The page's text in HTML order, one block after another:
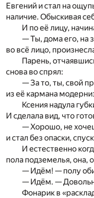
Евгений и стал на
наличие. Обыскивая
И по её лицу,
— Ты, дома его, на
во всё лицо,
Парень,
снова во спрял:
— За то, ты, свой
из её кармана
Ксения надула
И сделала вид, что
— Хорошо, не
и стал без опаски,
И естественно
пола подземелья, она,
— Идём! — полу
— Идём. —
Фонарик в